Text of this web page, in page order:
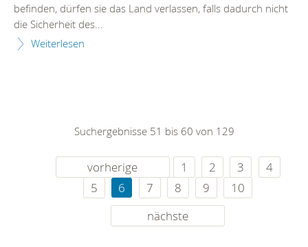
befinden, dürfen sie das Land verlassen, falls dadurch nicht
die Sicherheit des...
Weiterlesen
Suchergebnisse 51 bis 60 von 129
vorherige 1 2 3
4
5
6 7 8 9
10
nächste